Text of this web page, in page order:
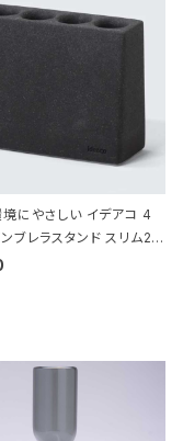
にやさしい イデアコ 4
ブレラスタンド スリム2 i
Stand slim2 s